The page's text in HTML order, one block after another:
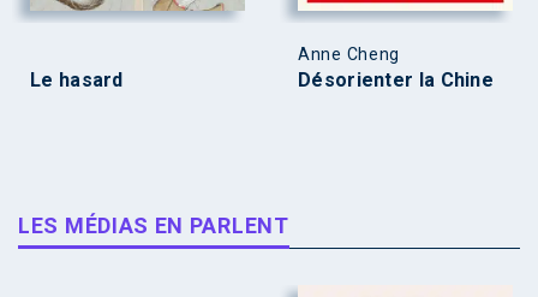
Le hasard
Anne Cheng
Désorienter la Chine
LES MÉDIAS EN PARLENT